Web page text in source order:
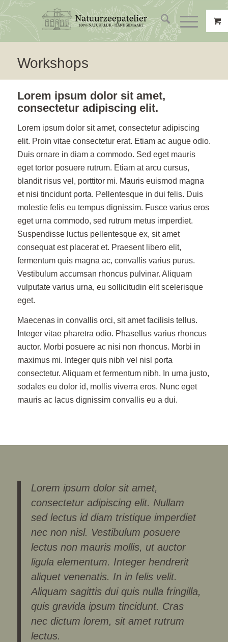
Workshops
Lorem ipsum dolor sit amet,
consectetur adipiscing elit.
Lorem ipsum dolor sit amet, consectetur adipiscing
elit. Proin vitae consectetur erat. Etiam ac augue odio.
Duis ornare in diam a commodo. Sed eget mauris
eget tortor posuere rutrum. Etiam at arcu cursus,
blandit risus vel, porttitor mi. Mauris euismod magna
et nisi tincidunt porta. Pellentesque in dui felis. Duis
molestie felis eu tempus dignissim. Fusce varius eros
eget urna commodo, sed rutrum metus imperdiet.
Suspendisse luctus pellentesque ex, sit amet
consequat est placerat et. Praesent libero elit,
fermentum quis magna ac, convallis varius purus.
Vestibulum accumsan rhoncus pulvinar. Aliquam
vulputate varius urna, eu sollicitudin elit scelerisque
eget.
Maecenas in convallis orci, sit amet facilisis tellus.
Integer vitae pharetra odio. Phasellus varius rhoncus
auctor. Morbi posuere ac nisi non rhoncus. Morbi in
maximus mi. Integer quis nibh vel nisl porta
consectetur. Aliquam et fermentum nibh. In urna justo,
sodales eu dolor id, mollis viverra eros. Nunc eget
mauris ac lacus dignissim convallis eu a dui.
Lorem ipsum dolor sit amet,
consectetur adipiscing elit. Nullam
sed lectus id diam tristique imperdiet
nec non nisl. Vestibulum posuere
lectus non mauris mollis, ut auctor
ligula elementum. Integer hendrerit
aliquet venenatis. In in felis velit.
Aliquam sagittis dui quis nulla fringilla,
quis gravida ipsum tincidunt. Cras
nec dictum lorem, sit amet rutrum
lectus.